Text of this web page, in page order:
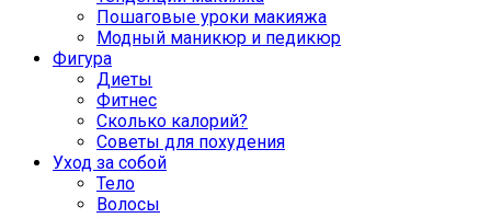
Пошаговые уроки макияжа
Модный маникюр и педикюр
Фигура
Диеты
Фитнес
Сколько калорий?
Советы для похудения
Уход за собой
Тело
Волосы